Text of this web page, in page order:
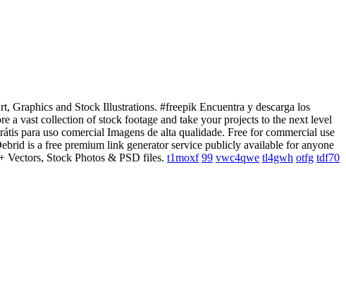
Graphics and Stock Illustrations. #freepik Encuentra y descarga los
a vast collection of stock footage and take your projects to the next level
para uso comercial Imagens de alta qualidade. Free for commercial use
is a free premium link generator service publicly available for anyone
Vectors, Stock Photos & PSD files. t1moxf 99 vwc4qwe tl4gwh otfg tdf70